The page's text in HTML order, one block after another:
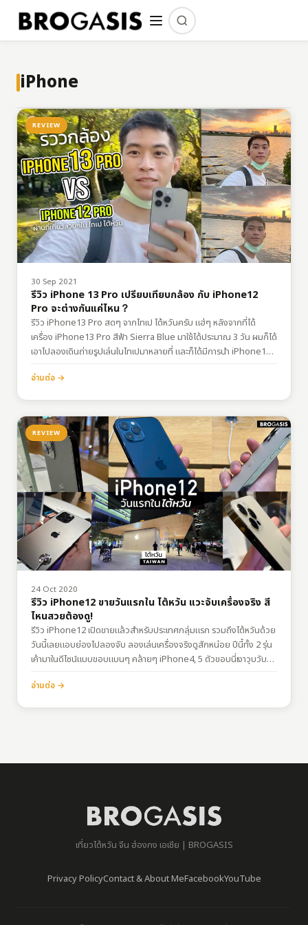
iPhone
REVIEW
30 Sep 2021
รีวิว iPhone 13 Pro เปรียบเทียบกล้อง กับ iPhone12
Pro จะต่างกันแค่ไหน？
รีวิว iPhone13 Pro สดๆ จากไทเป ไต้หวันครับ แฮ่ๆ หลังจากที่ได้
เครื่อง iPhone13 Pro สีฟ้า Sierra Blue มาใช้ได้ประมาณ 3 วัน ผมก็ได้
เอาไปลองเดินถ่ายรูปเล่นในไทเปมาหลายที่ และก็ได้มีการนำ iPhone12
Pro…
อ่านต่อ →
REVIEW
24 Oct 2020
รีวิว iPhone12 ขายวันแรกใน ไต้หวัน แวะจับเครื่องจริง สี
ไหนสวยต้องดู!
รีวิว iPhone12 เปิดขายแล้วสำหรับประเทศกลุ่มแรก รวมถึงไต้หวันด้วย
วันนี้เลยแอบย่องไปลองจับ ลองเล่นเครื่องจริงดูสักหน่อย ปีนี้ทั้ง 2 รุ่น
เค้ามาในดีไซน์แบบขอบแบนๆ คล้ายๆ iPhone4, 5 ตัวขอบนี่เงาวุบวับ
โดยเฉพาะรุ่น Pro พูดเลยว่าสวยมากกกก สำหรับสีใหม่ในปีนี้ได้แก่สี
Pacific Blue…
อ่านต่อ →
เที่ยวไต้หวัน จีน ฮ่องกง เอเชีย | BROGASIS
Privacy PolicyContact & About MeFacebookYouTube